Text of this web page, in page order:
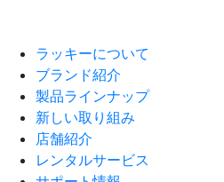
ラッキーについて
ブランド紹介
製品ラインナップ
新しい取り組み
店舗紹介
レンタルサービス